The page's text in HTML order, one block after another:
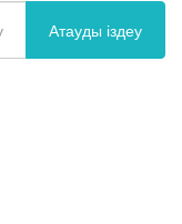
Атауды іздеу